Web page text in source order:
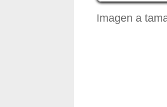
Imagen a